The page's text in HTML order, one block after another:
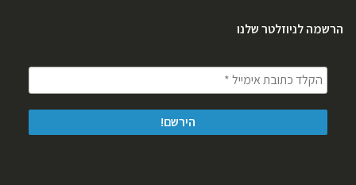
הרשמה לניוזלטר שלנו